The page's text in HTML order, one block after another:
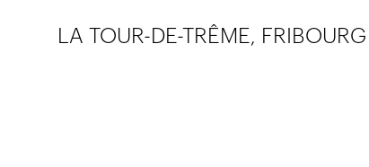
LA TOUR-DE-TRÊME, FRIBOURG